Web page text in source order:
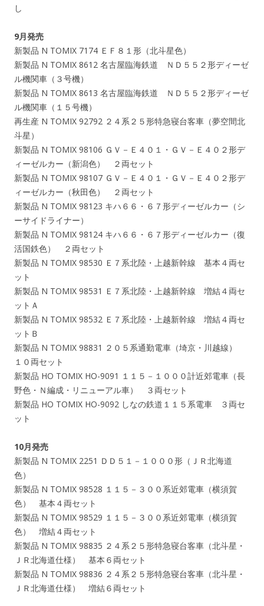
し
9月発売
新製品 N TOMIX 7174 ＥＦ８１形（北斗星色）
新製品 N TOMIX 8612 名古屋臨海鉄道 ＮＤ５５２形ディーゼ
ル機関車（３号機）
新製品 N TOMIX 8613 名古屋臨海鉄道 ＮＤ５５２形ディーゼ
ル機関車（１５号機）
再生産 N TOMIX 92792 ２４系２５形特急寝台客車（夢空間北
斗星）
新製品 N TOMIX 98106 ＧＶ－Ｅ４０１・ＧＶ－Ｅ４０２形デ
ィーゼルカー（新潟色） ２両セット
新製品 N TOMIX 98107 ＧＶ－Ｅ４０１・ＧＶ－Ｅ４０２形デ
ィーゼルカー（秋田色） ２両セット
新製品 N TOMIX 98123 キハ６６・６７形ディーゼルカー（シ
ーサイドライナー）
新製品 N TOMIX 98124 キハ６６・６７形ディーゼルカー（復
活国鉄色） ２両セット
新製品 N TOMIX 98530 Ｅ７系北陸・上越新幹線 基本４両セ
ット
新製品 N TOMIX 98531 Ｅ７系北陸・上越新幹線 増結４両セ
ットＡ
新製品 N TOMIX 98532 Ｅ７系北陸・上越新幹線 増結４両セ
ットＢ
新製品 N TOMIX 98831 ２０５系通勤電車（埼京・川越線）
１０両セット
新製品 HO TOMIX HO-9091 １１５－１０００計近郊電車（長
野色・Ｎ編成・リニューアル車） ３両セット
新製品 HO TOMIX HO-9092 しなの鉄道１１５系電車 ３両セ
ット
10月発売
新製品 N TOMIX 2251 ＤＤ５１－１０００形（ＪＲ北海道
色）
新製品 N TOMIX 98528 １１５－３００系近郊電車（横須賀
色） 基本４両セット
新製品 N TOMIX 98529 １１５－３００系近郊電車（横須賀
色） 増結４両セット
新製品 N TOMIX 98835 ２４系２５形特急寝台客車（北斗星・
ＪＲ北海道仕様） 基本６両セット
新製品 N TOMIX 98836 ２４系２５形特急寝台客車（北斗星・
ＪＲ北海道仕様） 増結６両セット